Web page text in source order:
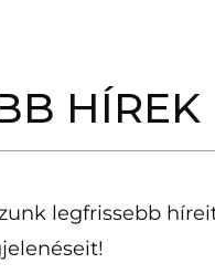
HÍREK
legfrissebb